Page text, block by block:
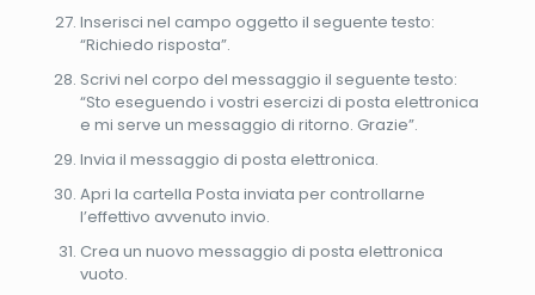
Inserisci nel campo oggetto il seguente testo:
“Richiedo risposta”.
Scrivi nel corpo del messaggio il seguente testo:
“Sto eseguendo i vostri esercizi di posta elettronica
e mi serve un messaggio di ritorno. Grazie”.
Invia il messaggio di posta elettronica.
Apri la cartella Posta inviata per controllarne
l’effettivo avvenuto invio.
Crea un nuovo messaggio di posta elettronica
vuoto.